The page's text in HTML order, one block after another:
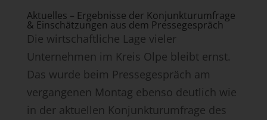
Aktuelles – Ergebnisse der Konjunkturumfrage
& Einschätzungen aus dem Pressegespräch
Die wirtschaftliche Lage vieler
Unternehmen im Kreis Olpe bleibt ernst.
Das wurde beim Pressegespräch am
vergangenen Montag ebenso deutlich wie
in der aktuellen Konjunkturumfrage des